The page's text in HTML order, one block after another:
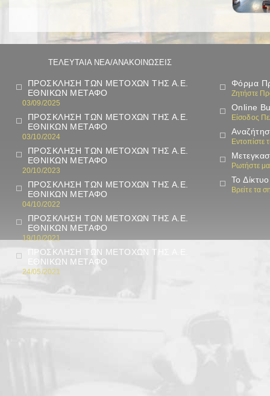
ΤΕΛΕΥΤΑΙΑ ΝΕΑ/ΑΝΑΚΟΙΝΩΣΕΙΣ
ΠΡΟΣΚΛΗΣΗ ΤΩΝ ΜΕΤΟΧΩΝ ΤΗΣ Α.Ε.
ΕΘΝΙΚΩΝ ΜΕΤΑΦΟ
03/09/2025
ΠΡΟΣΚΛΗΣΗ ΤΩΝ ΜΕΤΟΧΩΝ ΤΗΣ Α.Ε.
ΕΘΝΙΚΩΝ ΜΕΤΑΦΟ
03/10/2024
ΠΡΟΣΚΛΗΣΗ ΤΩΝ ΜΕΤΟΧΩΝ ΤΗΣ Α.Ε.
ΕΘΝΙΚΩΝ ΜΕΤΑΦΟ
20/10/2023
ΠΡΟΣΚΛΗΣΗ ΤΩΝ ΜΕΤΟΧΩΝ ΤΗΣ Α.Ε.
ΕΘΝΙΚΩΝ ΜΕΤΑΦΟ
04/10/2022
ΠΡΟΣΚΛΗΣΗ ΤΩΝ ΜΕΤΟΧΩΝ ΤΗΣ Α.Ε.
ΕΘΝΙΚΩΝ ΜΕΤΑΦΟ
19/10/2021
ΠΡΟΣΚΛΗΣΗ ΤΩΝ ΜΕΤΟΧΩΝ ΤΗΣ Α.Ε.
ΕΘΝΙΚΩΝ ΜΕΤΑΦΟ
24/05/2021
Φόρμα
Ζητήστε
Online
Είσοδος
Εντοπίστε
Ρωτήστε
Το
Βρείτε τα